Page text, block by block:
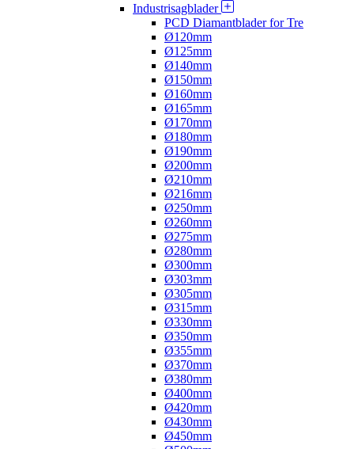
Industrisagblader
PCD Diamantblader for Tre
Ø120mm
Ø125mm
Ø140mm
Ø150mm
Ø160mm
Ø165mm
Ø170mm
Ø180mm
Ø190mm
Ø200mm
Ø210mm
Ø216mm
Ø250mm
Ø260mm
Ø275mm
Ø280mm
Ø300mm
Ø303mm
Ø305mm
Ø315mm
Ø330mm
Ø350mm
Ø355mm
Ø370mm
Ø380mm
Ø400mm
Ø420mm
Ø430mm
Ø450mm